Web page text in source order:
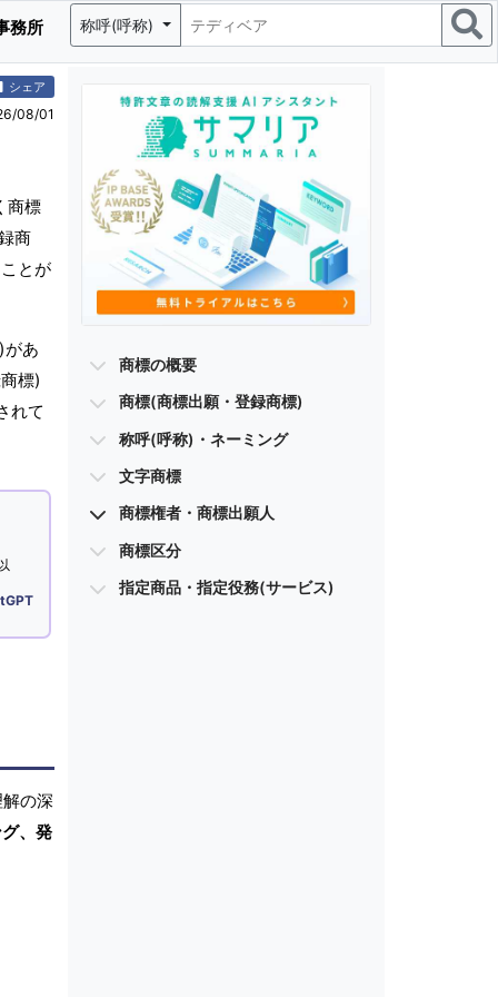
務所 称呼(呼称)
シェア
08/01
商標
商
とが
があ
標)
れて
の深
、発
商標の概要
商標(商標出願・登録商標)
称呼(呼称)・ネーミング
文字商標
商標権者・商標出願人
商標区分
指定商品・指定役務(サービス)